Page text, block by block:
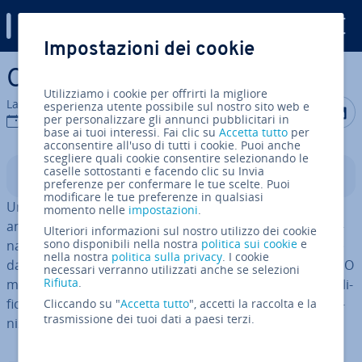
Vai al contenuto prin­ci­pa­le
Cosa sono le pagine hub?
La redazione di IONOS
07 gen 2025
Condividi
Indice
Una hub page è una pagina dedicata a un argomento
ampio e include tutti i contenuti legati a quella de­ter­mi­
na­ta tematica. La pagina hub è strut­tu­ra­ta in modo tale
da favorire non solo la per­for­man­ce del sito in ottica SEO
ma, allo stesso tempo, consente una na­vi­ga­zio­ne sem­pli­
fi­ca­ta in grado di mi­glio­ra­re l’espe­rien­za utente e l’or­ga­
niz­za­zio­ne delle in­for­ma­zio­ni.
Impostazioni dei cookie
Utilizziamo i cookie per offrirti la migliore
esperienza utente possibile sul nostro sito web e
per personalizzare gli annunci pubblicitari in
base ai tuoi interessi. Fai clic suAccetta tutto per
acconsentire all'uso di tutti i cookie. Puoi anche
scegliere quali cookie consentire selezionando le
caselle sottostanti e facendo clic su Invia
preferenze per confermare le tue scelte. Puoi
modificare le tue preferenze in qualsiasi
momento nelle impostazioni.
Ulteriori informazioni sul nostro utilizzo dei cookie
sono disponibili nella nostra politica sui cookie e
nella nostra politica sulla privacy. I cookie
necessari verranno utilizzati anche se selezioni
Rifiuta.
Cliccando su "Accetta tutto", accetti la raccolta e la
trasmissione dei tuoi dati a paesi terzi.